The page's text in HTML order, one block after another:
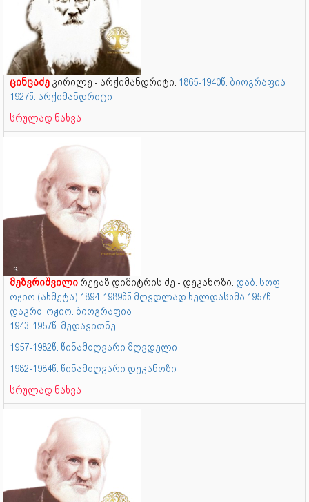
ცინცაძე კირილე - არქიმანდრიტი. 1865-1940წ. ბიოგრაფია
1927წ. არქიმანდრიტი
სრულად ნახვა
მეზვრიშვილი რევაზ დიმიტრის ძე - დეკანოზი. დაბ. სოფ.
ოჟიო (ახმეტა) 1894-1989წწ მღვდლად ხელდასხმა 1957წ.
დაკრძ. ოჟიო. ბიოგრაფია
1943-1957წ. მედავითნე
1957-1982წ. წინამძღვარი მღვდელი
1982-1984წ. წინამძღვარი დეკანოზი
სრულად ნახვა